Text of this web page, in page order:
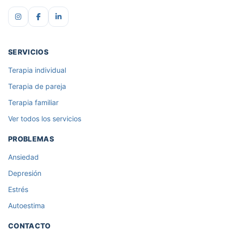
SERVICIOS
Terapia individual
Terapia de pareja
Terapia familiar
Ver todos los servicios
PROBLEMAS
Ansiedad
Depresión
Estrés
Autoestima
CONTACTO